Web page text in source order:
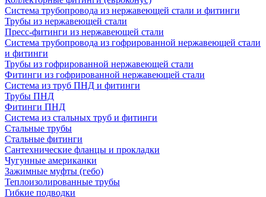
Система трубопровода из нержавеющей стали и фитинги
Трубы из нержавеющей стали
Пресс-фитинги из нержавеющей стали
Система трубопровода из гофрированной нержавеющей стали
и фитинги
Трубы из гофрированной нержавеющей стали
Фитинги из гофрированной нержавеющей стали
Система из труб ПНД и фитинги
Трубы ПНД
Фитинги ПНД
Система из стальных труб и фитинги
Стальные трубы
Стальные фитинги
Сантехнические фланцы и прокладки
Чугунные американки
Зажимные муфты (гебо)
Теплоизолированные трубы
Гибкие подводки